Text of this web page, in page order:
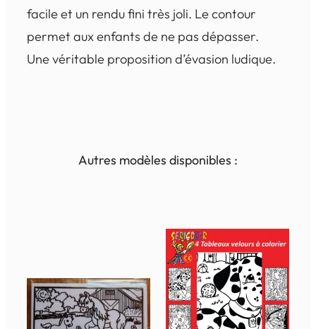
facile et un rendu fini très joli. Le contour
permet aux enfants de ne pas dépasser.
Une véritable proposition d’évasion ludique.
Autres modèles disponibles :